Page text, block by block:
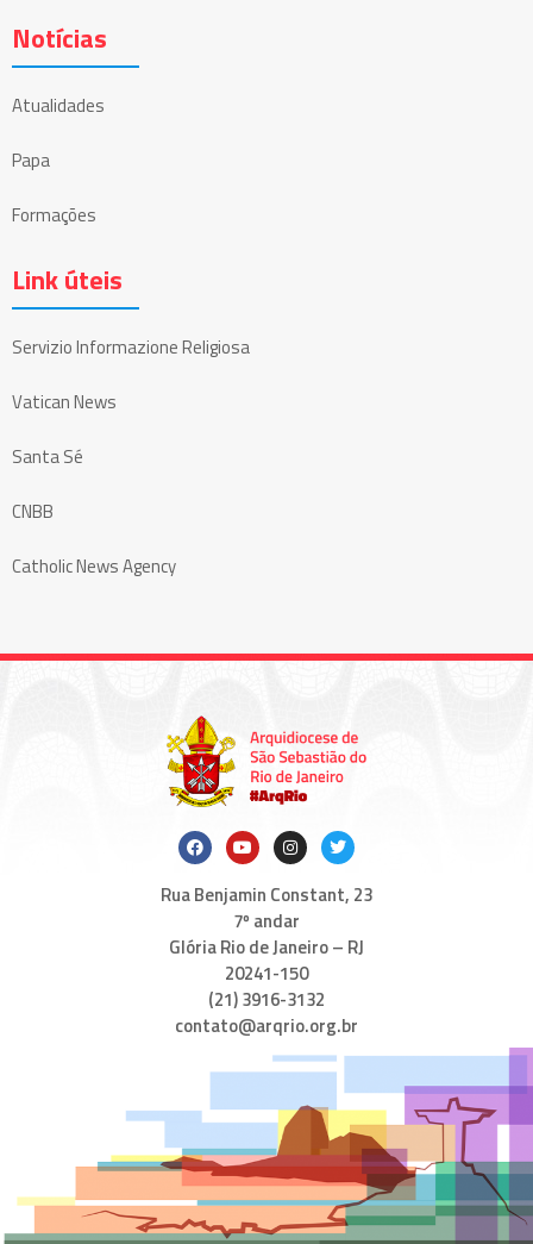
Notícias
Atualidades
Papa
Formações
Link úteis
Servizio Informazione Religiosa
Vatican News
Santa Sé
CNBB
Catholic News Agency
Rua Benjamin Constant, 23
7º andar
Glória Rio de Janeiro – RJ
20241-150
(21) 3916-3132
contato@arqrio.org.br